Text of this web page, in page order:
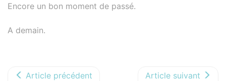
Encore un bon moment de passé.
A demain.
Article précédent Article suivant